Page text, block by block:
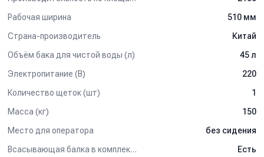
Рабочая ширина
510 мм
Страна-производитель
Китай
Объём бака для чистой воды (л)
45 л
Электропитание (В)
220
Количество щеток (шт)
1
Масса (кг)
150
Место для оператора
без сидения
Всасывающая балка в комплектации
Есть